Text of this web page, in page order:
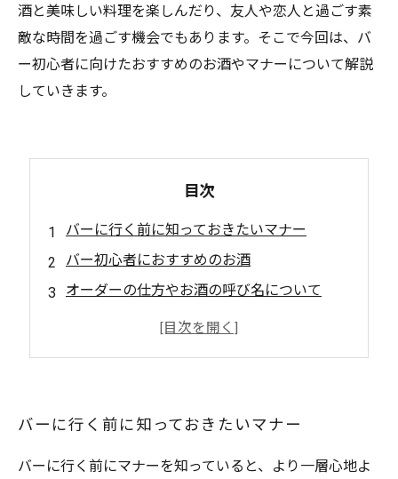
酒と美味しい料理を楽しんだり、友人や恋人と過ごす素
敵な時間を過ごす機会でもあります。そこで今回は、バ
ー初心者に向けたおすすめのお酒やマナーについて解説
していきます。
目次
バーに行く前に知っておきたいマナー
バー初心者におすすめのお酒
オーダーの仕方やお酒の呼び名について
バーテンダーとのコミュニケーションの方法
バーに行く前に知っておきたいマナー
バーに行く前にマナーを知っていると、より一層心地よ